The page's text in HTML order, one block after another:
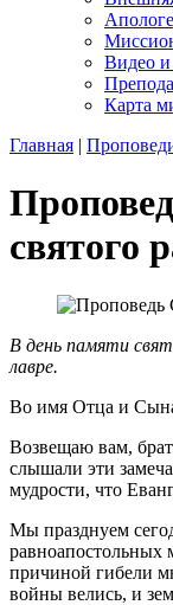
Видео и
Карта
Главная |
святого
В день памяти
лавре.
Во имя Отца и
Возвещаю вам,
слышали эти
мудрости, что
Мы празднуем
причиной гибели
войны велись, и